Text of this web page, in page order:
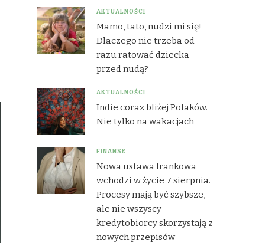
AKTUALNOŚCI
Mamo, tato, nudzi mi się!
Dlaczego nie trzeba od
razu ratować dziecka
przed nudą?
AKTUALNOŚCI
Indie coraz bliżej Polaków.
Nie tylko na wakacjach
FINANSE
Nowa ustawa frankowa
wchodzi w życie 7 sierpnia.
Procesy mają być szybsze,
ale nie wszyscy
kredytobiorcy skorzystają z
nowych przepisów